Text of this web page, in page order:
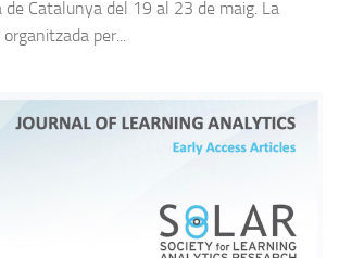
Catalunya del 19 al 23 de maig. La
per...